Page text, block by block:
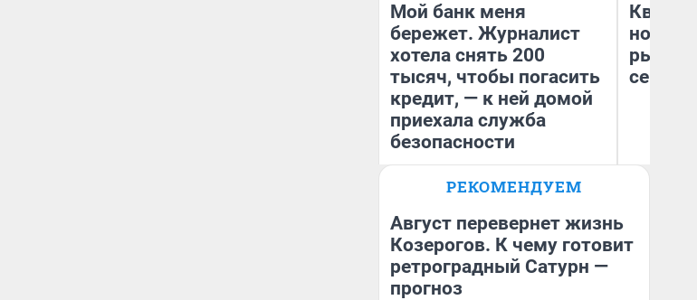
Мой банк меня
бережет. Журналист
хотела снять 200
тысяч, чтобы погасить
кредит, — к ней домой
приехала служба
безопасности
Ксения Владимирская
но
рынок
РЕКОМЕНДУЕМ
Август перевернет жизнь
Козерогов. К чему готовит
ретроградный Сатурн —
прогноз